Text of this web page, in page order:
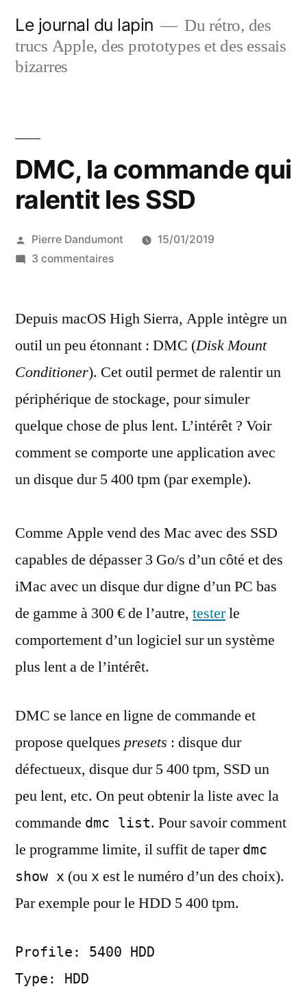
contenu
Le journal du lapin
Du rétro, des
trucs Apple, des prototypes et des essais
bizarres
DMC, la commande qui
ralentit les SSD
Publié
par
Pierre Dandumont
15/01/2019
3 commentairessur
commande
ralentit
les
SSD
Depuis macOS High Sierra, Apple intègre un
outil un peu étonnant : DMC (Disk Mount
Conditioner). Cet outil permet de ralentir un
périphérique de stockage, pour simuler
quelque chose de plus lent. L’intérêt ? Voir
comment se comporte une application avec
un disque dur 5 400 tpm (par exemple).
Comme Apple vend des Mac avec des SSD
capables de dépasser 3 Go/s d’un côté et des
iMac avec un disque dur digne d’un PC bas
de gamme à 300 € de l’autre, testerle
comportement d’un logiciel sur un système
plus lent a de l’intérêt.
DMC se lance en ligne de commande et
propose quelques presets : disque dur
défectueux, disque dur 5 400 tpm, SSD un
peu lent, etc. On peut obtenir la liste avec la
commande dmc list. Pour savoir comment
le programme limite, il suffit de taper dmc
show x (ou x est le numéro d’un des choix).
Par exemple pour le HDD 5 400 tpm.
Profile: 5400 HDD
Type: HDD